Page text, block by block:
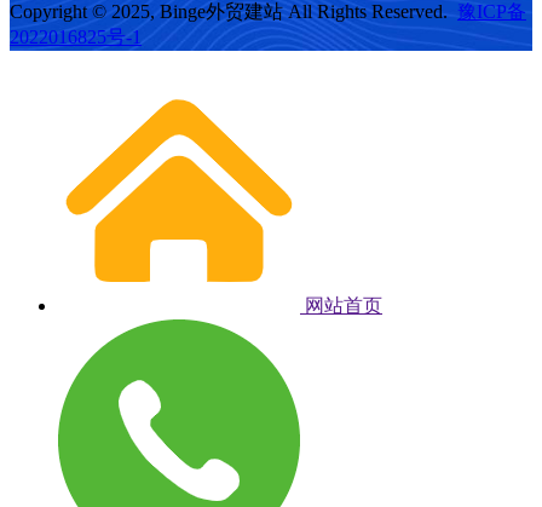
Copyright © 2025, Binge外贸建站 All Rights Reserved. 豫ICP备
2022016825号-1
网站首页